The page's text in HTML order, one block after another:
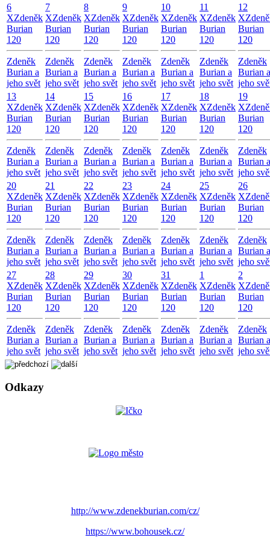
6
XZdeněk
Burian
120
Zdeněk
Burian a
jeho svět
7
XZdeněk
Burian
120
Zdeněk
Burian a
jeho svět
8
XZdeněk
Burian
120
Zdeněk
Burian a
jeho svět
9
XZdeněk
Burian
120
Zdeněk
Burian a
jeho svět
10
XZdeněk
Burian
120
Zdeněk
Burian a
jeho svět
11
XZdeněk
Burian
120
Zdeněk
Burian a
jeho svět
12
X
Burian
120
Zdeněk
Burian a
jeho
13
XZdeněk
Burian
120
Zdeněk
Burian a
jeho svět
14
XZdeněk
Burian
120
Zdeněk
Burian a
jeho svět
15
XZdeněk
Burian
120
Zdeněk
Burian a
jeho svět
16
XZdeněk
Burian
120
Zdeněk
Burian a
jeho svět
17
XZdeněk
Burian
120
Zdeněk
Burian a
jeho svět
18
XZdeněk
Burian
120
Zdeněk
Burian a
jeho svět
19
X
Burian
120
Zdeněk
Burian a
jeho
20
XZdeněk
Burian
120
Zdeněk
Burian a
jeho svět
21
XZdeněk
Burian
120
Zdeněk
Burian a
jeho svět
22
XZdeněk
Burian
120
Zdeněk
Burian a
jeho svět
23
XZdeněk
Burian
120
Zdeněk
Burian a
jeho svět
24
XZdeněk
Burian
120
Zdeněk
Burian a
jeho svět
25
XZdeněk
Burian
120
Zdeněk
Burian a
jeho svět
26
X
Burian
120
Zdeněk
Burian a
jeho
27
XZdeněk
Burian
120
Zdeněk
Burian a
jeho svět
28
XZdeněk
Burian
120
Zdeněk
Burian a
jeho svět
29
XZdeněk
Burian
120
Zdeněk
Burian a
jeho svět
30
XZdeněk
Burian
120
Zdeněk
Burian a
jeho svět
31
XZdeněk
Burian
120
Zdeněk
Burian a
jeho svět
1
XZdeněk
Burian
120
Zdeněk
Burian a
jeho svět
2
X
Burian
120
Zdeněk
Burian a
jeho
Odkazy
http://www.zdenekburian.com/cz/
https://www.bohousek.cz/